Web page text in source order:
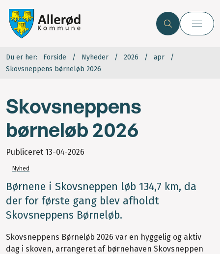
Du er her: Forside Nyheder 2026
apr
Skovsneppens børneløb 2026
Skovsneppens
børneløb 2026
Publiceret 13-04-2026
Nyhed
Børnene i Skovsneppen løb 134,7 km, da
der for første gang blev afholdt
Skovsneppens Børneløb.
Skovsneppens Børneløb 2026 var en hyggelig og aktiv
dag i skoven, arrangeret af børnehaven Skovsneppen